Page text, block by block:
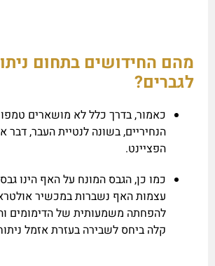
מהם החידושים בתחום
לגברים?
כאמור, בדרך כלל לא מושארים
הנחיריים, בשונה לנטיית העבר,
הפציינט.
כמו כן, הגבס המונח על האף הינו
עצמות האף נשברות במכשיר
להפחתה משמעותית של הדימומים
קלה ביחס לשבירה בעזרת אזמל